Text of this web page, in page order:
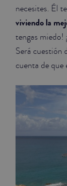
necesites. Él
viviendo la
tengas miedo!
Será cuestión
cuenta de